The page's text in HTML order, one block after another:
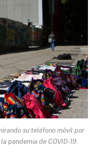
su teléfono móvil por
pandemia de COVID-19.